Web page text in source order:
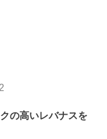
の高いレバナスを